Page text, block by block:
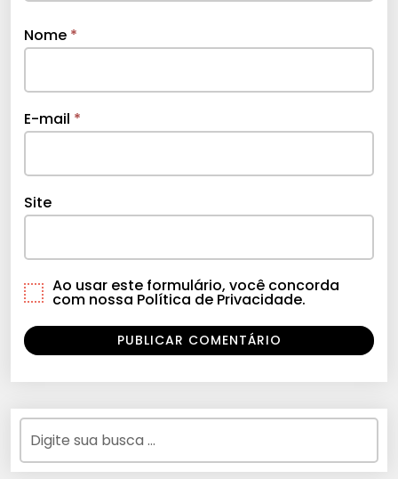
Nome *
E-mail *
Site
Ao usar este formulário, você concorda
com nossa Política de Privacidade.